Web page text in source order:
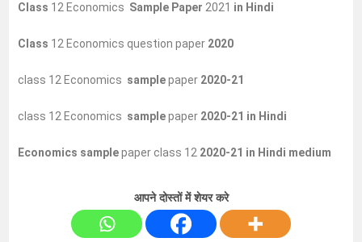
Class 12 Economics Sample Paper 2021 in Hindi
Class 12 Economics question paper 2020
class 12 Economics samplepaper 2020-21
class 12 Economics samplepaper 2020-21 in Hindi
Economics samplepaper class 12 2020-21 in Hindi medium
आपने दोस्तों में शेयर करे